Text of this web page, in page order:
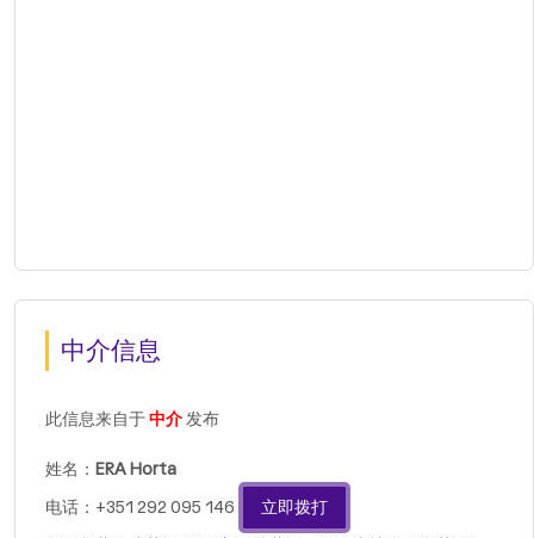
中介信息
此信息来自于中介发布
姓名： ERA Horta
电话：+351 292 095 146
立即拨打